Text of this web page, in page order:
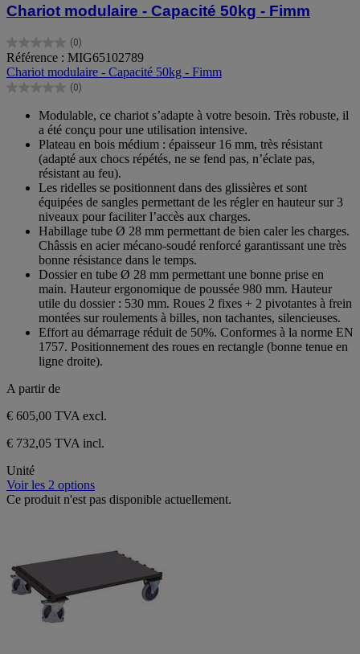
Chariot modulaire - Capacité 50kg - Fimm
(0)
0.0
sur
5
étoiles.
Référence : MIG65102789
Chariot modulaire - Capacité 50kg - Fimm
(0)
0.0
étoiles.
Modulable, ce chariot s’adapte à votre besoin. Très robuste, il
a été conçu pour une utilisation intensive.
Plateau en bois médium : épaisseur 16 mm, très résistant
(adapté aux chocs répétés, ne se fend pas, n’éclate pas,
résistant au feu).
Les ridelles se positionnent dans des glissières et sont
équipées de sangles permettant de les régler en hauteur sur 3
niveaux pour faciliter l’accès aux charges.
Habillage tube Ø 28 mm permettant de bien caler les charges.
Châssis en acier mécano-soudé renforcé garantissant une très
bonne résistance dans le temps.
Dossier en tube Ø 28 mm permettant une bonne prise en
main. Hauteur ergonomique de poussée 980 mm. Hauteur
utile du dossier : 530 mm. Roues 2 fixes + 2 pivotantes à frein
montées sur roulements à billes, non tachantes, silencieuses.
Effort au démarrage réduit de 50%. Conformes à la norme EN
1757. Positionnement des roues en rectangle (bonne tenue en
ligne droite).
A partir de
€ 605,00 TVA excl.
€ 732,05 TVA incl.
Unité
Voir les 2 options
Ce produit n'est pas disponible actuellement.